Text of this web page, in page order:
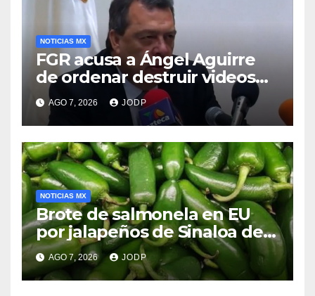
NOTICIAS MX
FGR acusa a Ángel Aguirre
de ordenar destruir videos
clave del caso Ayotzinapa
AGO 7, 2026 JODP
NOTICIAS MX
Brote de salmonela en EU
por jalapeños de Sinaloa deja
345 enfermos y 36
hospitalizados
AGO 7, 2026 JODP